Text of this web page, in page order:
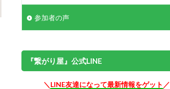
参加者の声
『繋がり屋』公式LINE
＼LINE友達になって最新情報をゲット／